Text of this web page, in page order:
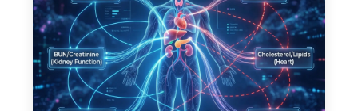
Suomi
Hrvatski
Slovenčina